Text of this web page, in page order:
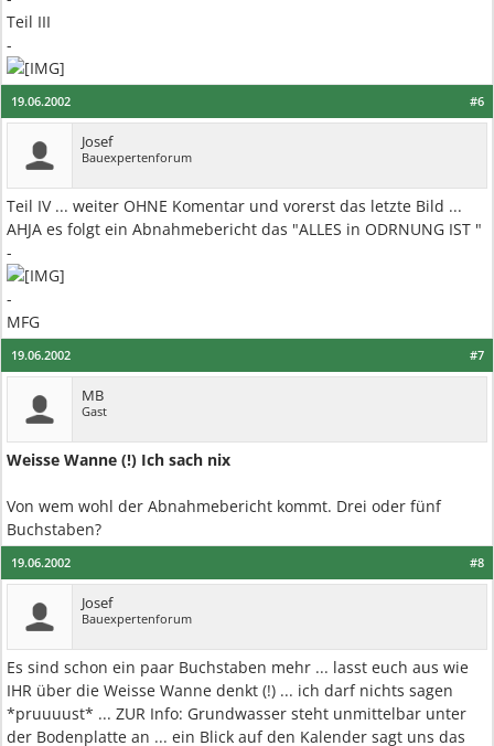
Teil III
-
#6
19.06.2002
Josef
Bauexpertenforum
Teil IV ... weiter OHNE Komentar und vorerst das letzte Bild ...
AHJA es folgt ein Abnahmebericht das "ALLES in ODRNUNG IST "
-
-
MFG
#7
19.06.2002
MB
Gast
Weisse Wanne (!) Ich sach nix
Von wem wohl der Abnahmebericht kommt. Drei oder fünf
Buchstaben?
#8
19.06.2002
Josef
Bauexpertenforum
Es sind schon ein paar Buchstaben mehr ... lasst euch aus wie
IHR über die Weisse Wanne denkt (!) ... ich darf nichts sagen
*pruuuust* ... ZUR Info: Grundwasser steht unmittelbar unter
der Bodenplatte an ... ein Blick auf den Kalender sagt uns das